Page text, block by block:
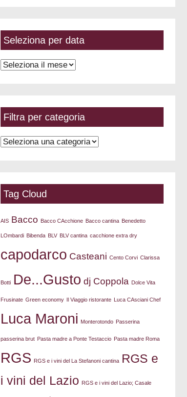
Seleziona per data
Seleziona
Filtra per categoria
Filtra
Tag Cloud
AIS Bacco Bacco CAcchione Bacco cantina Benedetto
LOmbardi Bibenda BLV BLV cantina cacchione extra dry
capodarco Casteani Cento Corvi Clarissa
Botti De...Gusto dj Coppola Dolce Vita
Frusinate Green economy Il Viaggio ristorante Luca CAsciani Chef
Luca Maroni Monterotondo Passerina
passerina brut Pasta madre a Ponte Testaccio Pasta madre Roma
RGS RGS e i vini del La Stefanoni cantina RGS e
i vini del Lazio RGS e i vini del Lazio; Casale